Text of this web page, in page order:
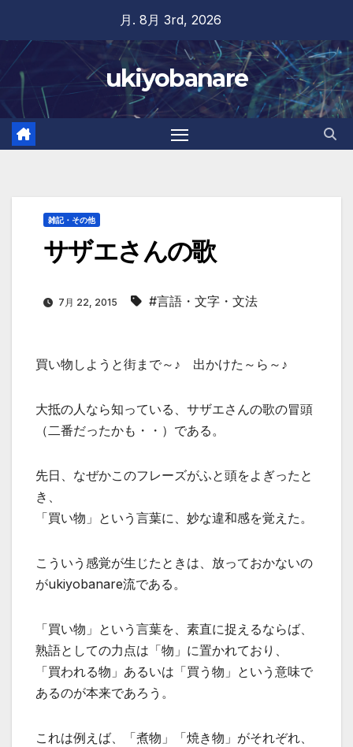
content
月. 8月 3rd, 2026
ukiyobanare
雑記・その他
サザエさんの歌
7月 22, 2015 #言語・文字・文法
買い物しようと街まで～♪ 出かけた～ら～♪
大抵の人なら知っている、サザエさんの歌の冒頭
（二番だったかも・・）である。
先日、なぜかこのフレーズがふと頭をよぎったと
き、
「買い物」という言葉に、妙な違和感を覚えた。
こういう感覚が生じたときは、放っておかないの
がukiyobanare流である。
「買い物」という言葉を、素直に捉えるならば、
熟語としての力点は「物」に置かれており、
「買われる物」あるいは「買う物」という意味で
あるのが本来であろう。
これは例えば、「煮物」「焼き物」がそれぞれ、